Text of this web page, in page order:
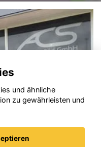
und ähnliche
zu gewährleisten und